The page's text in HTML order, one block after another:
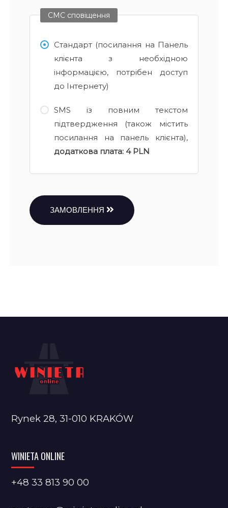
СМС сповіщення
Стандарт (посилання на Панель
клієнта з необхідною
інформацією, потрібен доступ
до Інтернету)
SMS із повним текстом
підтвердження (також містить
посилання на панель клієнта),
додаткова плата: 4 PLN
ЗАМОВЛЕННЯ
Rynek 28, 31-010 KRAKÓW
WINIETA ONLINE
+48 33 813 90 00